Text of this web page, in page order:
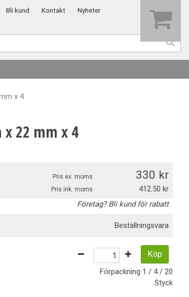
Bli kund Kontakt Nyheter
x 4
22 mm x 4
Pris ex. moms 330
Pris ink. moms
412.50
Företag? Bli kund för rabatt
Beställningsvara
Köp
Förpackning 1 / 4 / 20
Styck